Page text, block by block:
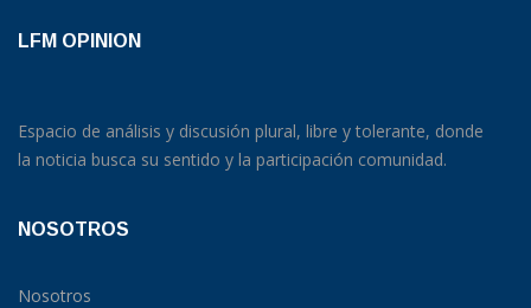
LFM OPINION
Espacio de análisis y discusión plural, libre y tolerante, donde
la noticia busca su sentido y la participación comunidad.
NOSOTROS
Nosotros